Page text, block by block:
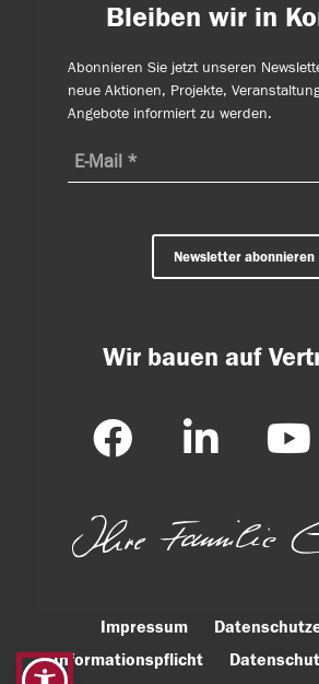
Bleiben wir in
Abonnieren Sie jetzt unseren
neue Aktionen, Projekte,
Angebote informiert zu werden.
Newsletter abonnieren
Wir bauen auf
Impressum
Informationspflicht